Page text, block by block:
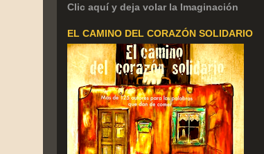
Clic aquí y deja volar la Imaginación
EL CAMINO DEL CORAZÓN SOLIDARIO